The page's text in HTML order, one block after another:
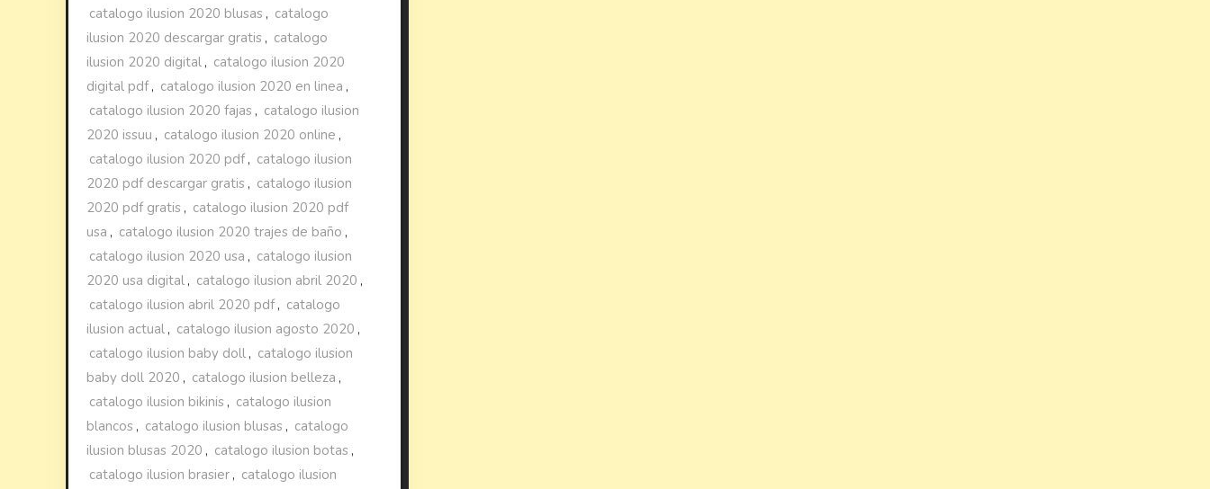
catalogo ilusion 2020 blusas , catalogo
ilusion 2020 descargar gratis , catalogo
ilusion 2020 digital , catalogo ilusion 2020
digital pdf, catalogo ilusion 2020 en linea ,
catalogo ilusion 2020 fajas , catalogo ilusion
2020 issuu , catalogo ilusion 2020 online ,
catalogo ilusion 2020 pdf, catalogo ilusion
2020 pdf descargar gratis , catalogo ilusion
2020 pdf gratis , catalogo ilusion 2020 pdf
usa , catalogo ilusion 2020 trajes de baño ,
catalogo ilusion 2020 usa , catalogo ilusion
2020 usa digital , catalogo ilusion abril 2020 ,
catalogo ilusion abril 2020 pdf, catalogo
ilusion actual , catalogo ilusion agosto 2020 ,
catalogo ilusion baby doll , catalogo ilusion
baby doll 2020 , catalogo ilusion belleza ,
catalogo ilusion bikinis , catalogo ilusion
blancos , catalogo ilusion blusas , catalogo
ilusion blusas 2020 , catalogo ilusion botas ,
catalogo ilusion brasier , catalogo ilusion